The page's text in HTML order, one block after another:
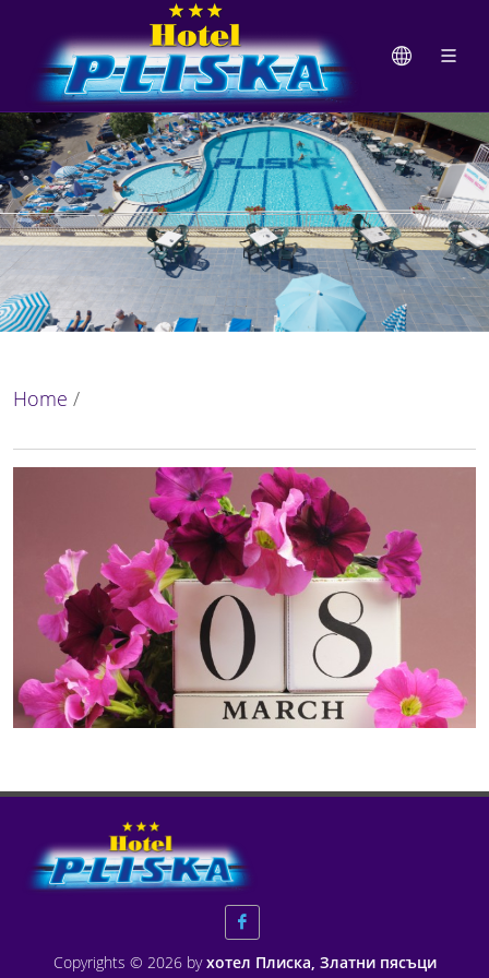
Home /
Copyrights © 2026 byхотел Плиска, Златни пясъци